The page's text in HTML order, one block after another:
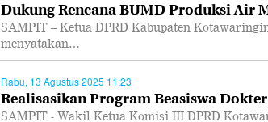
Dukung Rencana BUMD Produksi Air
SAMPIT – Ketua DPRD Kabupaten
menyatakan…
Rabu, 13 Agustus 2025 11:23
Realisasikan Program Beasiswa Dokter
SAMPIT - Wakil Ketua Komisi III DPRD